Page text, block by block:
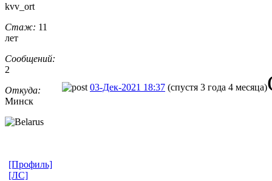
kvv_ort
Стаж: 11
лет
Сообщений:
2
Откуда:
Минск
03-Дек-2021 18:37 (спустя 3 года 4 месяца)
[Профиль]
[ЛС]